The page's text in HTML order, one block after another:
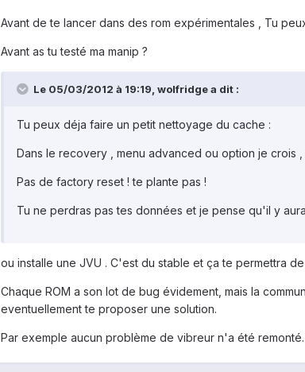
Avant de te lancer dans des rom expérimentales , Tu
Avant as tu testé ma manip ?
Le 05/03/2012 à 19:19, wolfridge a dit :
Tu peux déja faire un petit nettoyage du cache :
Dans le recovery , menu advanced ou option je crois
Pas de factory reset ! te plante pas !
Tu ne perdras pas tes données et je pense qu'il y
ou installe une JVU . C'est du stable et ça te permettra
Chaque ROM a son lot de bug évidement, mais la
eventuellement te proposer une solution.
Par exemple aucun problème de vibreur n'a été remonté.